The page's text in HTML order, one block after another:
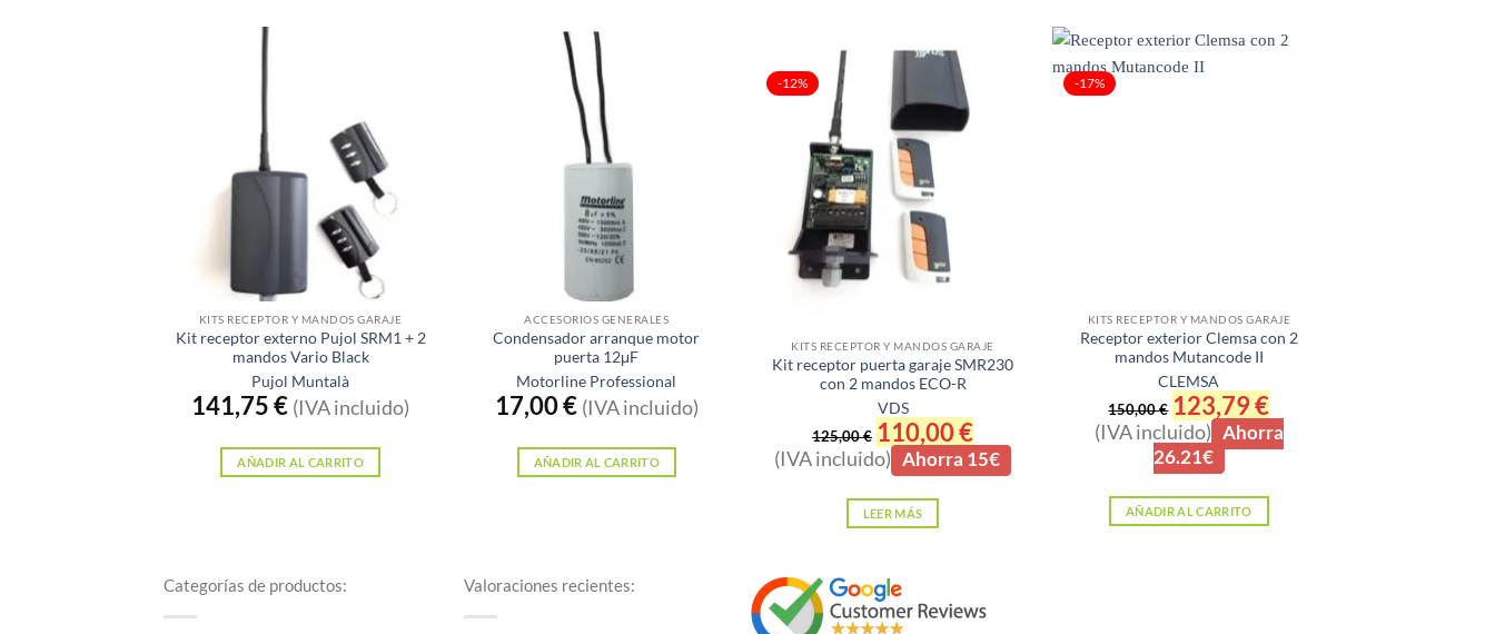
KITS RECEPTOR Y MANDOS GARAJE
Kit receptor externo Pujol SRM1 + 2
mandos Vario Black
Pujol Muntalà
141,75€ (IVA incluido)
AÑADIR AL CARRITO
ACCESORIOS GENERALES
Condensador arranque motor
puerta 12μF
Motorline Professional
17,00€ (IVA incluido)
AÑADIR AL CARRITO
-12%
KITS RECEPTOR Y MANDOS GARAJE
Kit receptor puerta garaje SMR230
con 2 mandos ECO-R
VDS
125,00€ El
precio
original
era:
125,00 €.
110,00€El
precio
actual
es:
(IVA incluido) Ahorra 15€
LEER MÁS
-17%
KITS RECEPTOR Y MANDOS GARAJE
Receptor exterior Clemsa con 2
mandos Mutancode II
CLEMSA
150,00€ El
precio
original
era:
150,00 €.
123,79€El
precio
actual
es:
(IVA incluido) Ahorra
26.21€
AÑADIR AL CARRITO
Categorías de productos: Valoraciones recientes: